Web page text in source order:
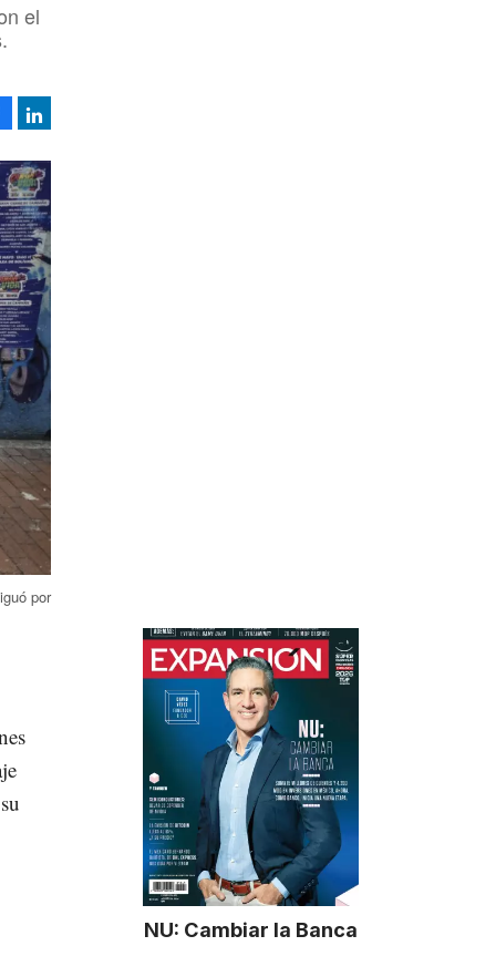
NU: Cambiar la Banca
el
Facebook
por